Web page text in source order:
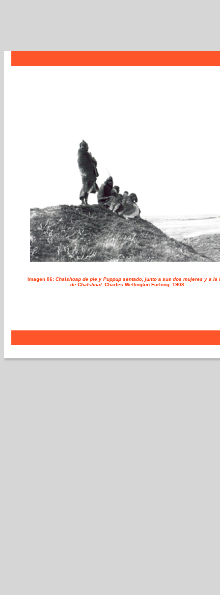
Imagen 06:Chalshoap de pie y Puppup sentado, junto a sus dos mujeres y a la
de Chalshoat. Charles Wellington Furlong 1908.